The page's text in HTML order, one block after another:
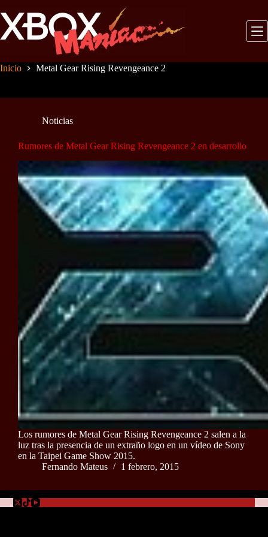
al
contenido
Inicio Metal Gear Rising Revengeance 2
Noticias
Rumores de Metal Gear Rising Revengeance 2 en desarrollo
Los rumores de Metal Gear Rising Revengeance 2 salen a la
luz tras la presencia de un extraño logo en un vídeo de Sony
en la Taipei Game Show 2015.
Fernando Mateus
1 febrero, 2015